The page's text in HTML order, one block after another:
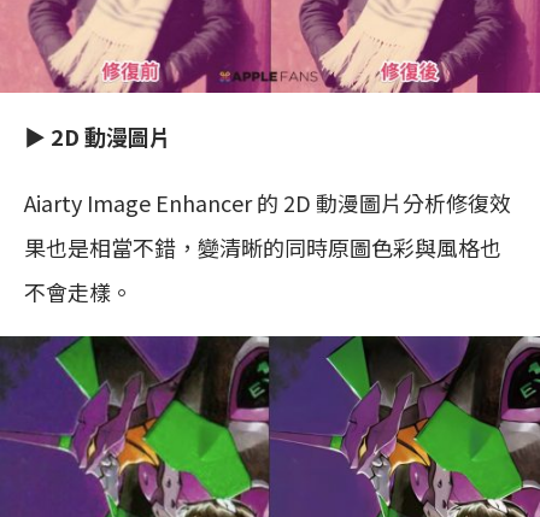
▶︎ 2D 動漫圖片
Aiarty Image Enhancer 的 2D 動漫圖片分析修復效
果也是相當不錯，變清晰的同時原圖色彩與風格也
不會走樣。